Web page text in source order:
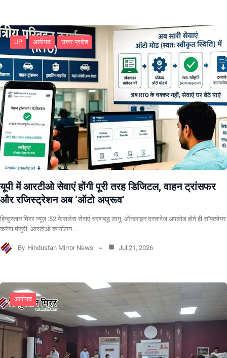
UP अलीगढ उत्तर प्रदेश
यूपी में आरटीओ सेवाएं होंगी पूरी तरह डिजिटल, वाहन ट्रांसफर
और रजिस्ट्रेशन अब ‘ऑटो अप्रूव’
हिन्दुस्तान मिरर न्यूज़ :52 फेसलेस सेवाएं चरणबद्ध लागू, ऑनलाइन दस्तावेज अपलोड होते ही सॉफ्टवेयर
करेगा मंजूरी; आरटीओ कार्यालय…
By Hindustan Mirror News Jul 21, 2026
अलीगढ